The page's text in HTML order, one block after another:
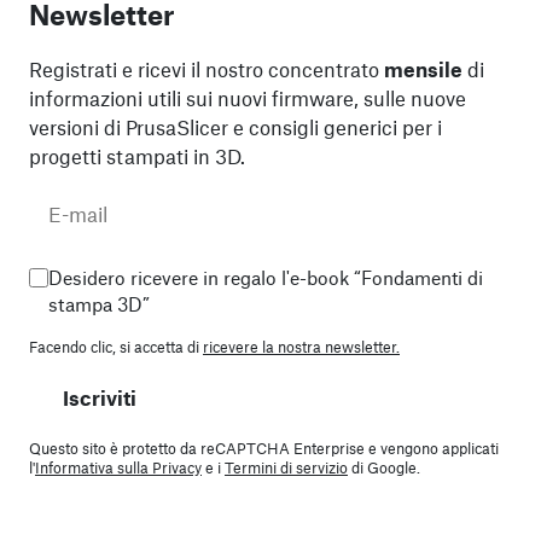
Newsletter
Registrati e ricevi il nostro concentrato mensile di
informazioni utili sui nuovi firmware, sulle nuove
versioni di PrusaSlicer e consigli generici per i
progetti stampati in 3D.
Desidero ricevere in regalo l'e-book “Fondamenti di
stampa 3D”
Facendo clic, si accetta di ricevere la nostra newsletter.
Iscriviti
Questo sito è protetto da reCAPTCHA Enterprise e vengono applicati
l'Informativa sulla Privacye iTermini di serviziodi Google.